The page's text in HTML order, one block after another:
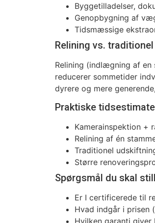
Byggetilladelser,
Genopbygning af
Tidsmæssige
Relining vs.
Relining (indlægning af
reducerer sommetider
dyrere og mere
Praktiske
Kamerainspektion +
Relining af én
Traditionel
Større
Spørgsmål du skal
Er I certificerede til
Hvad indgår i prisen